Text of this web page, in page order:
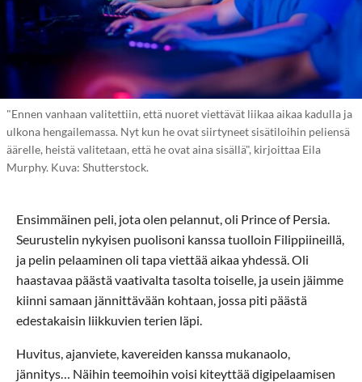
"Ennen vanhaan valitettiin, että nuoret viettävät liikaa aikaa kadulla ja
ulkona hengailemassa. Nyt kun he ovat siirtyneet sisätiloihin peliensä
äärelle, heistä valitetaan, että he ovat aina sisällä", kirjoittaa Eila
Murphy. Kuva: Shutterstock.
Ensimmäinen peli, jota olen pelannut, oli Prince of Persia.
Seurustelin nykyisen puolisoni kanssa tuolloin Filippiineillä,
ja pelin pelaaminen oli tapa viettää aikaa yhdessä. Oli
haastavaa päästä vaativalta tasolta toiselle, ja usein jäimme
kiinni samaan jännittävään kohtaan, jossa piti päästä
edestakaisin liikkuvien terien läpi.
Huvitus, ajanviete, kavereiden kanssa mukanaolo,
jännitys… Näihin teemoihin voisi kiteyttää digipelaamisen